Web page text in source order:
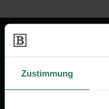
Zustimmung
Wir sind Ihr
um das
Vorsorge.